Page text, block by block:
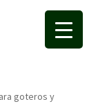
goteros y